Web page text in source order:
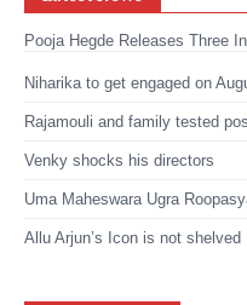
Pooja Hegde Releases Three
Niharika to get engaged on
Rajamouli and family tested
Venky shocks his directors
Uma Maheswara Ugra
Allu Arjun’s Icon is not shelved